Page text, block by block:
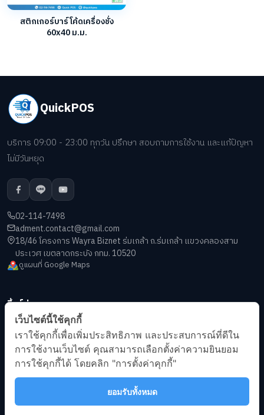
สติกเกอร์บาร์โค้ดเครื่องชั่ง
60x40 ม.ม.
QuickPOS
บริการ 09:00 - 23:00 ทุกวัน ปรึกษา สอบถามการใช้งาน และแก้ปัญหา
ไม่มีวันหยุด
02-114-7498
adment.contact@gmail.com
18/46 โครงการ Wayra Biznet ร่มเกล้า ถ.ร่มเกล้า แขวงคลองสาม
ประเวศ เขตลาดกระบัง กทม. 10520
ดูแผนที่ Google Maps
ลิ้งค์ด่วน
เกี่ยวกับเรา
บทความ
ข้อกำหนดการให้บริการ
นโยบายความเป็นส่วนตัว
เว็บไซต์นี้ใช้คุกกี้
เราใช้คุกกี้เพื่อเพิ่มประสิทธิภาพ และประสบการณ์ที่ดีใน
การใช้งานเว็บไซต์ คุณสามารถเลือกตั้งค่าความยินยอม
การใช้คุกกี้ได้ โดยคลิก "การตั้งค่าคุกกี้"
ยอมรับทั้งหมด